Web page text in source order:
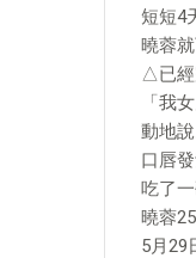
短短4
曉蓉
△已經
「我
動地說
口唇
吃了
曉蓉
5月29